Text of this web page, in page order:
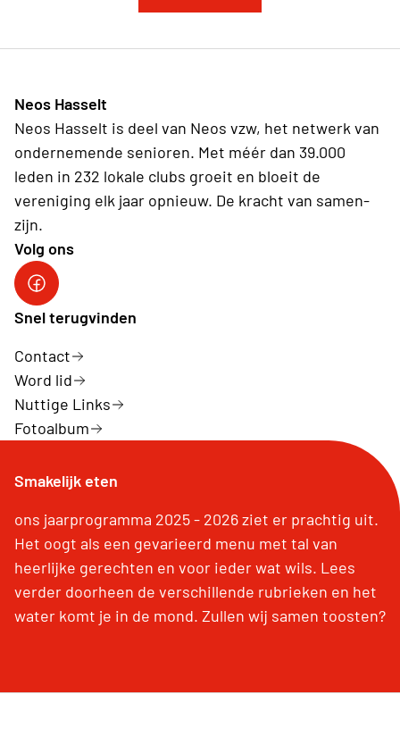
Neos Hasselt
Neos Hasselt is deel van Neos vzw, het netwerk van
ondernemende senioren. Met méér dan 39.000
leden in 232 lokale clubs groeit en bloeit de
vereniging elk jaar opnieuw. De kracht van samen-
zijn.
Volg ons
Neos Hasselt
Snel terugvinden
Contact
Word lid
Nuttige Links
Fotoalbum
Smakelijk eten
ons jaarprogramma 2025 - 2026 ziet er prachtig uit.
Het oogt als een gevarieerd menu met tal van
heerlijke gerechten en voor ieder wat wils. Lees
verder doorheen de verschillende rubrieken en het
water komt je in de mond. Zullen wij samen toosten?